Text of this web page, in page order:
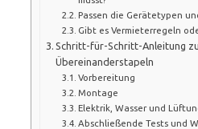
Passen die Gerätetypen
Gibt es Vermieterregeln
Schritt-für-Schritt-Anleitung
Übereinanderstapeln
Vorbereitung
Montage
Elektrik, Wasser und
Abschließende Tests und